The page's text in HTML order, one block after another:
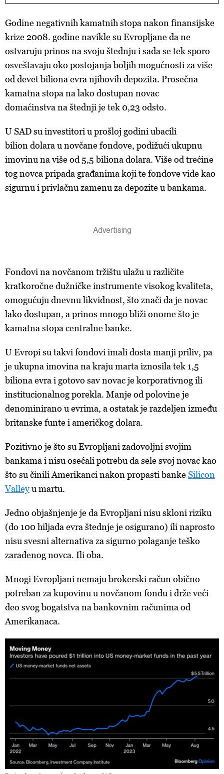
Godine negativnih kamatnih stopa nakon finansijske
krize 2008. godine navikle su Evropljane da ne
ostvaruju prinos na svoju štednju i sada se tek sporo
osveštavaju oko postojanja boljih mogućnosti za više
od devet biliona evra njihovih depozita. Prosečna
kamatna stopa na lako dostupan novac
domaćinstva na štednji je tek 0,23 odsto.
U SAD su investitori u prošloj godini ubacili
bilion dolara u novčane fondove, podižući ukupnu
imovinu na više od 5,5 biliona dolara. Više od trećine
tog novca pripada građanima koji te fondove vide kao
sigurnu i privlačnu zamenu za depozite u bankama.
Fondovi na novčanom tržištu ulažu u različite
kratkoročne dužničke instrumente visokog kvaliteta,
omogućuju dnevnu likvidnost, što znači da je novac
lako dostupan, a prinos mnogo bliži onome što je
kamatna stopa centralne banke.
U Evropi su takvi fondovi imali dosta manji priliv, pa
je ukupna imovina na kraju marta iznosila tek 1,5
biliona evra i gotovo sav novac je korporativnog ili
institucionalnog porekla. Manje od polovine je
denominirano u evrima, a ostatak je razdeljen između
britanske funte i američkog dolara.
Pozitivno je što su Evropljani zadovoljni svojim
bankama i nisu osećali potrebu da sele svoj novac kao
što su činili Amerikanci nakon propasti bankeSilicon
Valleyu martu.
Jedno objašnjenje je da Evropljani nisu skloni riziku
(do 100 hiljada evra štednje je osigurano) ili naprosto
nisu svesni alternativa za sigurno polaganje teško
zarađenog novca. Ili oba.
Mnogi Evropljani nemaju brokerski račun obično
potreban za kupovinu u novčanom fondu i drže veći
deo svog bogatstva na bankovnim računima od
Amerikanaca.